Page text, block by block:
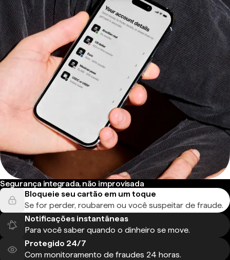
Segurança integrada, não improvisada
Bloqueie seu cartão em um toque
Se for perder, roubarem ou você suspeitar de fraude.
Notificações instantâneas
Para você saber quando o dinheiro se move.
Protegido 24/7
Com monitoramento de fraudes 24 horas.